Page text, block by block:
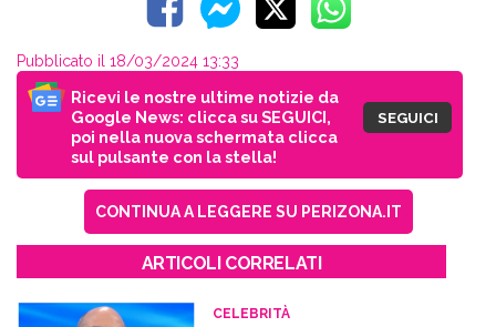
Pubblicato il 18/03/2024 13:33
Ricevi le nostre ultime notizie da
Google News: clicca su SEGUICI,
poi nella nuova schermata clicca
sul pulsante con la stella!
SEGUICI
CONTINUA A LEGGERE SU PERIZONA.IT
ARTICOLI CORRELATI
CELEBRITÀ